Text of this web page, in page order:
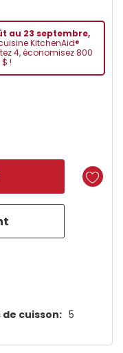
au 23 septembre,
KitchenAid®
4, économisez 800
!
cuisson: 5